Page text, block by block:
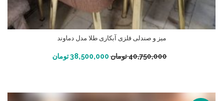
میز و صندلی فلزی آبکاری طلا مدل دماوند
40,750,000تومان 38,500,000تومان افزودن به سبد خرید